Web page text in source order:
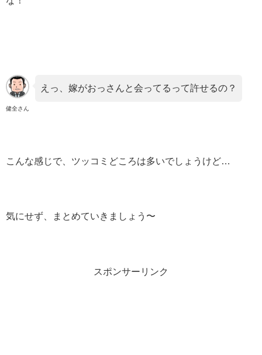
健全さん
えっ、嫁がおっさんと会ってるって許せるの？
こんな感じで、ツッコミどころは多いでしょうけど…
気にせず、まとめていきましょう〜
スポンサーリンク